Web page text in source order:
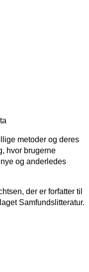
metoder og deres
hvor brugerne
og anderledes
der er forfatter til
Samfundslitteratur.